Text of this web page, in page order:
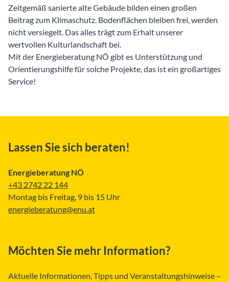
Zeitgemäß sanierte alte Gebäude bilden einen großen
Beitrag zum Klimaschutz. Bodenflächen bleiben frei, werden
nicht versiegelt. Das alles trägt zum Erhalt unserer
wertvollen Kulturlandschaft bei.
Mit der Energieberatung NÖ gibt es Unterstützung und
Orientierungshilfe für solche Projekte, das ist ein großartiges
Service!
Lassen Sie sich beraten!
Energieberatung NÖ
+43 2742 22 144
Montag bis Freitag, 9 bis 15 Uhr
energieberatung@enu.at
Möchten Sie mehr Information?
Aktuelle Informationen, Tipps und Veranstaltungshinweise –